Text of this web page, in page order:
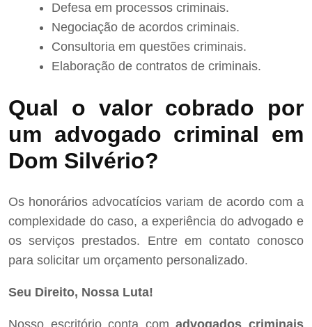
Defesa em processos criminais.
Negociação de acordos criminais.
Consultoria em questões criminais.
Elaboração de contratos de criminais.
Qual o valor cobrado por
um advogado criminal em
Dom Silvério?
Os honorários advocatícios variam de acordo com a
complexidade do caso, a experiência do advogado e
os serviços prestados. Entre em contato conosco
para solicitar um orçamento personalizado.
Seu Direito, Nossa Luta!